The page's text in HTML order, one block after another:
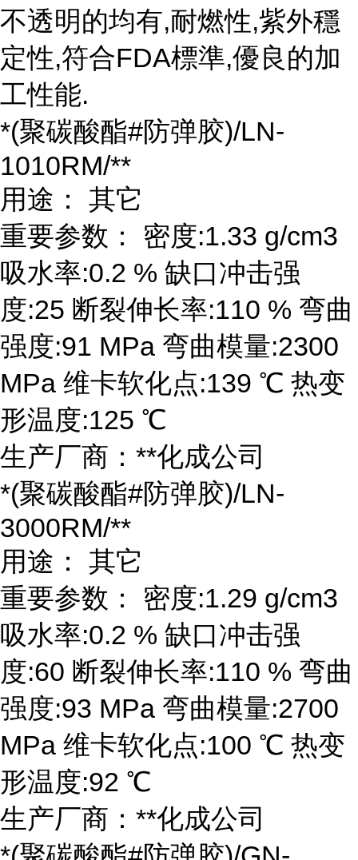
不透明的均有,耐燃性,紫外穩
定性,符合FDA標準,優良的加
工性能.
*(聚碳酸酯#防弹胶)/LN-
1010RM/**
用途： 其它
重要参数： 密度:1.33 g/cm3
吸水率:0.2 % 缺口冲击强
度:25 断裂伸长率:110 % 弯曲
强度:91 MPa 弯曲模量:2300
MPa 维卡软化点:139 ℃ 热变
形温度:125 ℃
生产厂商：**化成公司
*(聚碳酸酯#防弹胶)/LN-
3000RM/**
用途： 其它
重要参数： 密度:1.29 g/cm3
吸水率:0.2 % 缺口冲击强
度:60 断裂伸长率:110 % 弯曲
强度:93 MPa 弯曲模量:2700
MPa 维卡软化点:100 ℃ 热变
形温度:92 ℃
生产厂商：**化成公司